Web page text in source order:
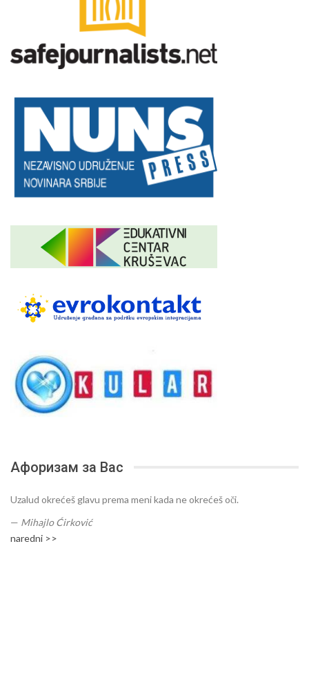
Афоризам за Вас
Uzalud okrećeš glavu prema meni kada ne okrećeš oči.
— Mihajlo Ćirković
naredni >>